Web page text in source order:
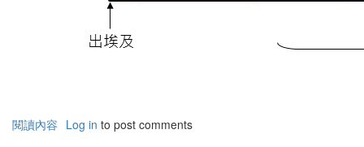
閱讀內容 有Log in to post comments